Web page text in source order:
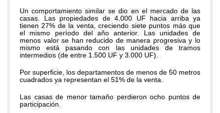
Un comportamiento similar se dio en el mercado de las
casas. Las propiedades de 4.000 UF hacia arriba ya
tienen 27% de la venta, creciendo siete puntos más que
el mismo período del año anterior. Las unidades de
menos valor se han reducido de manera progresiva y lo
mismo está pasando con las unidades de tramos
intermedios (de entre 1.500 UF y 3.000 UF).
Por superficie, los departamentos de menos de 50 metros
cuadrados ya representan el 51% de la venta.
Las casas de menor tamaño perdieron ocho puntos de
participación.